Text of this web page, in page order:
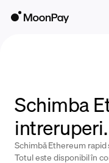
Trade
Company
Schimba
intreruperi.
Schimbă Ethereum
Totul este disponibil în